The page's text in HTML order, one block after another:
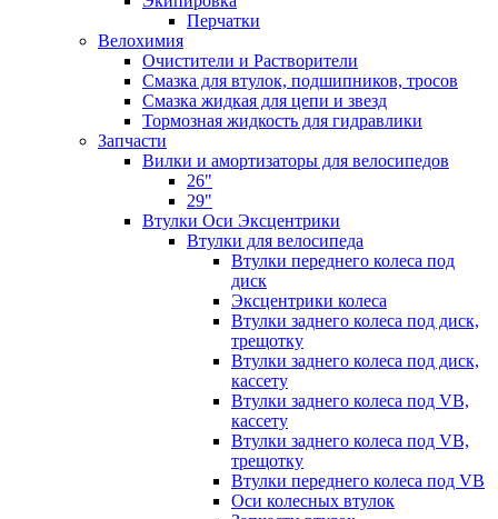
Перчатки
Велохимия
Очистители и Растворители
Смазка для втулок, подшипников, тросов
Смазка жидкая для цепи и звезд
Тормозная жидкость для гидравлики
Запчасти
Вилки и амортизаторы для велосипедов
26"
29"
Втулки Оси Эксцентрики
Втулки для велосипеда
Втулки переднего колеса под
диск
Эксцентрики колеса
Втулки заднего колеса под диск,
трещотку
Втулки заднего колеса под диск,
кассету
Втулки заднего колеса под VB,
кассету
Втулки заднего колеса под VB,
трещотку
Втулки переднего колеса под VB
Оси колесных втулок